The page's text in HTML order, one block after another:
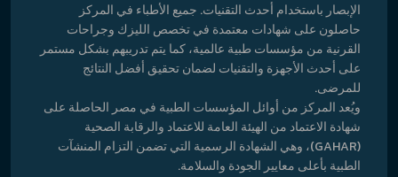
الإبصار باستخدام أحدث التقنيات. جميع الأطباء في المركز
حاصلون على شهادات معتمدة في تخصص الليزك وجراحات
القرنية من مؤسسات طبية عالمية، كما يتم تدريبهم بشكل مستمر
على أحدث الأجهزة والتقنيات لضمان تحقيق أفضل النتائج
للمرضى.
ويُعد المركز من أوائل المؤسسات الطبية في مصر الحاصلة على
شهادة الاعتماد من الهيئة العامة للاعتماد والرقابة الصحية
(GAHAR)، وهي الشهادة الرسمية التي تضمن التزام المنشآت
الطبية بأعلى معايير الجودة والسلامة.